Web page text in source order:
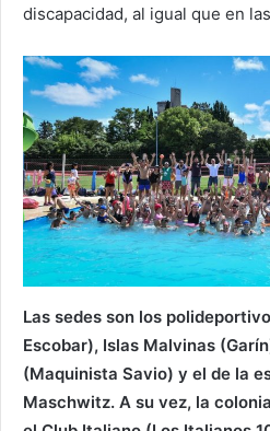
discapacidad, al igual que en
Las sedes son los
Escobar), Islas Malvinas
(Maquinista Savio) y el de la
Maschwitz. A su vez, la